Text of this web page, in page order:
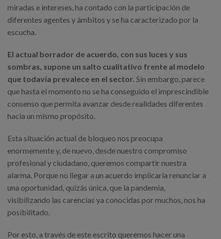
miradas e intereses, ha contado con la participación de
diferentes agentes y ámbitos y se ha caracterizado por la
escucha.
El actual borrador de acuerdo, con sus luces y sus
sombras, supone un salto cualitativo frente al modelo
que todavía prevalece en el sector. Sin embargo, parece
que hasta el momento no se ha conseguido el imprescindible
consenso que permita avanzar desde realidades diferentes
hacia un mismo propósito.
Esta situación actual de bloqueo nos preocupa
enormemente y, de nuevo, desde nuestro compromiso
profesional y ciudadano, queremos compartir nuestra
alarma. Porque no llegar a un acuerdo implicaría renunciar a
una oportunidad, quizás única, que la pandemia,
visibilizando las carencias ya conocidas por muchos, nos ha
posibilitado.
Por esto, a través de este escrito queremos hacer una